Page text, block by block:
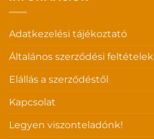
Adatkezelési tájékoztató
Általános szerződési feltételek
Elállás a szerződéstől
Kapcsolat
Legyen viszonteladónk!